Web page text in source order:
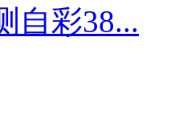
自彩38...